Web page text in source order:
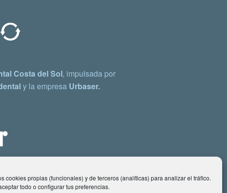
cookies propias (funcionales) y de terceros (analíticas) para analizar el tráfico.
todo o configurar tus preferencias.
Costa del Sol, impulsada por
y la empresa Urbaser.